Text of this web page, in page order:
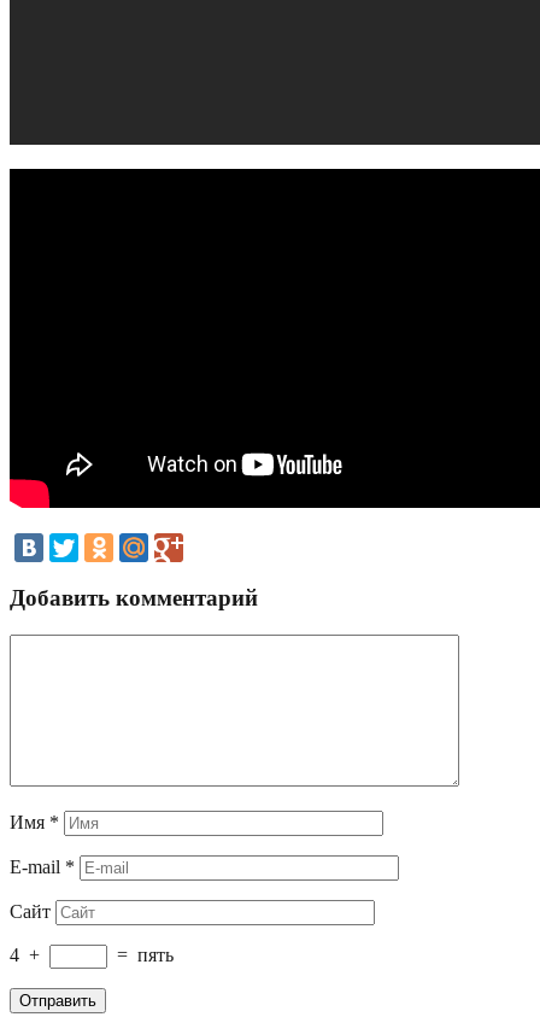
Добавить комментарий
Имя *
E-mail *
Сайт
4 + = пять